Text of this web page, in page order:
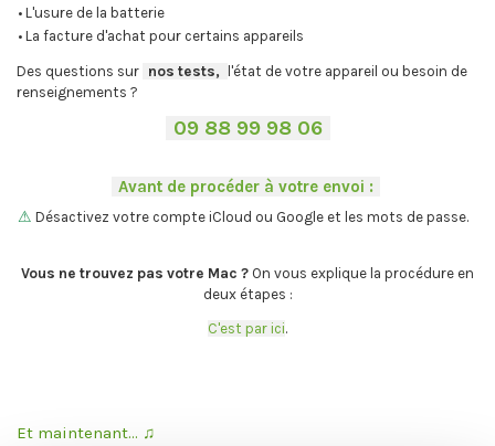
• L'usure de la batterie
• La facture d'achat pour certains appareils
Des questions sur nos tests,
l'état de votre appareil ou besoin de
renseignements ?
09 88 99 98 06-
Avant de procéder à votre envoi :
⚠ Désactivez votre compte iCloud ou Google et les mots de passe.
Vous ne trouvez pas votre Mac ? On vous explique la procédure en
deux étapes :
C'est par ici.
Et maintenant... ♫